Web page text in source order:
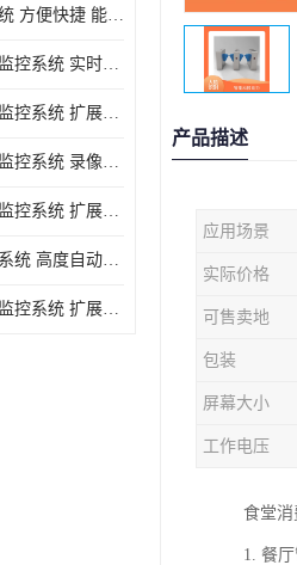
河源监控安系统 方便快捷 能够长时间稳定运行
阳江家庭安防监控系统 实时监控 可以随时回放录像
江门安防视频监控系统 扩展性强 能够长时间稳定运行
梅州智能安防监控系统 录像存储 多通道监控
东莞智能安防监控系统 扩展性强 可以随时回放录像
工地进出管理系统 高度自动化 提高了工作效率
云浮校园安防监控系统 扩展性强 提高监控范围和效率
产品描述
应用场景
实际价格
可售卖地
包装
屏幕大小
工作电压
食堂消
1. 餐